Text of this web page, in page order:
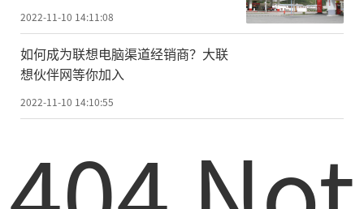
2022-11-10 14:11:08
如何成为联想电脑渠道经销商？大联
想伙伴网等你加入
2022-11-10 14:10:55